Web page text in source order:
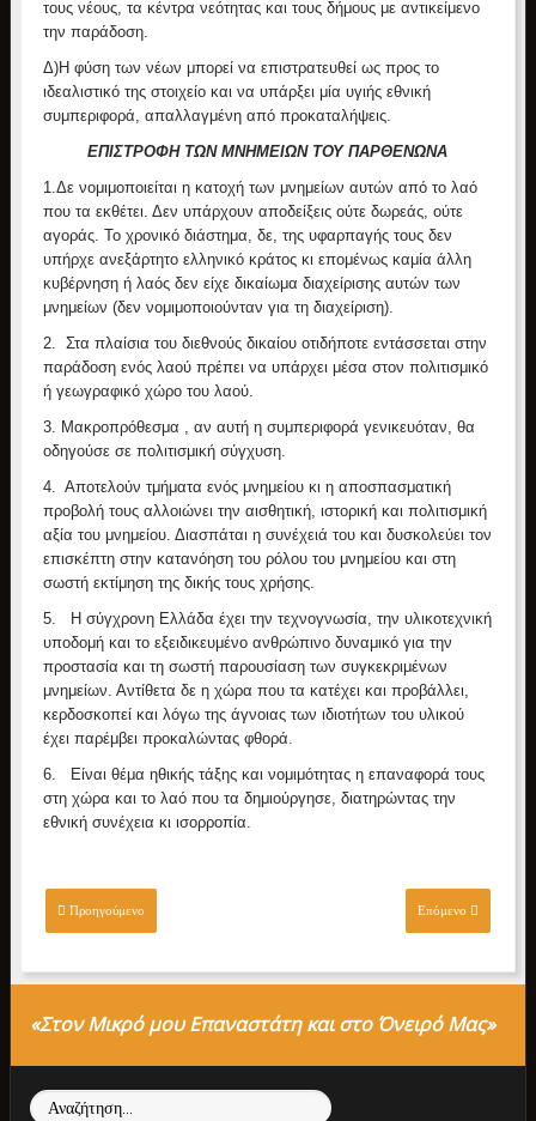
τους νέους, τα κέντρα νεότητας και τους δήμους με αντικείμενο
την παράδοση.
Δ)Η φύση των νέων μπορεί να επιστρατευθεί ως προς το
ιδεαλιστικό της στοιχείο και να υπάρξει μία υγιής εθνική
συμπεριφορά, απαλλαγμένη από προκαταλήψεις.
ΕΠΙΣΤΡΟΦΗ ΤΩΝ ΜΝΗΜΕΙΩΝ ΤΟΥ ΠΑΡΘΕΝΩΝΑ
1.Δε νομιμοποιείται η κατοχή των μνημείων αυτών από το λαό
που τα εκθέτει. Δεν υπάρχουν αποδείξεις ούτε δωρεάς, ούτε
αγοράς. Το χρονικό διάστημα, δε, της υφαρπαγής τους δεν
υπήρχε ανεξάρτητο ελληνικό κράτος κι επομένως καμία άλλη
κυβέρνηση ή λαός δεν είχε δικαίωμα διαχείρισης αυτών των
μνημείων (δεν νομιμοποιούνταν για τη διαχείριση).
2. Στα πλαίσια του διεθνούς δικαίου οτιδήποτε εντάσσεται στην
παράδοση ενός λαού πρέπει να υπάρχει μέσα στον πολιτισμικό
ή γεωγραφικό χώρο του λαού.
3. Μακροπρόθεσμα , αν αυτή η συμπεριφορά γενικευόταν, θα
οδηγούσε σε πολιτισμική σύγχυση.
4. Αποτελούν τμήματα ενός μνημείου κι η αποσπασματική
προβολή τους αλλοιώνει την αισθητική, ιστορική και πολιτισμική
αξία του μνημείου. Διασπάται η συνέχειά του και δυσκολεύει τον
επισκέπτη στην κατανόηση του ρόλου του μνημείου και στη
σωστή εκτίμηση της δικής τους χρήσης.
5.
Η σύγχρονη Ελλάδα έχει την τεχνογνωσία, την υλικοτεχνική
υποδομή και το εξειδικευμένο ανθρώπινο δυναμικό για την
προστασία και τη σωστή παρουσίαση των συγκεκριμένων
μνημείων. Αντίθετα δε η χώρα που τα κατέχει και προβάλλει,
κερδοσκοπεί και λόγω της άγνοιας των ιδιοτήτων του υλικού
έχει παρέμβει προκαλώντας φθορά.
6.
Είναι θέμα ηθικής τάξης και νομιμότητας η επαναφορά τους
στη χώρα και το λαό που τα δημιούργησε, διατηρώντας την
εθνική συνέχεια κι ισορροπία.
Προηγούμενο Επόμενο
«Στον Μικρό μου Επαναστάτη και στο Όνειρό Μας»
Αναζήτηση...